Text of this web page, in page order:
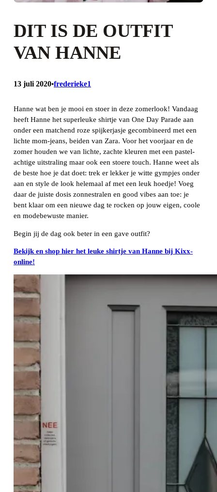
DIT IS DE OUTFIT
VAN HANNE
13 juli 2020•frederieke1
Hanne wat ben je mooi en stoer in deze zomerlook! Vandaag
heeft Hanne het superleuke shirtje van One Day Parade aan
onder een matchend roze spijkerjasje gecombineerd met een
lichte mom-jeans, beiden van Zara. Voor het voorjaar en de
zomer houden we van lichte, zachte kleuren met een pastel-
achtige uitstraling maar ook een stoere touch. Hanne weet als
de beste hoe je dat doet: trek er lekker je witte gympjes onder
aan en style de look helemaal af met een leuk hoedje! Voeg
daar de juiste dosis zonnestralen en good vibes aan toe: je
bent klaar om een nieuwe dag te rocken op jouw eigen, coole
en modebewuste manier.
Begin jij de dag ook beter in een gave outfit?
Bekijk en shop hier het leuke shirtje van Hanne bij Kixx-
online!